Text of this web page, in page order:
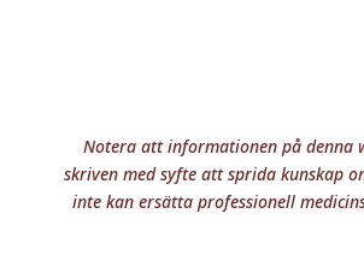
Notera att informationen på denna
skriven med syfte att sprida kunskap
inte kan ersätta professionell